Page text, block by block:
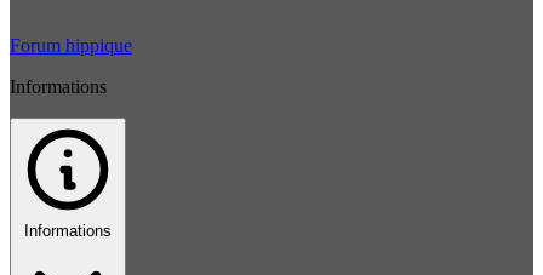
Forum hippique
Informations
Informations